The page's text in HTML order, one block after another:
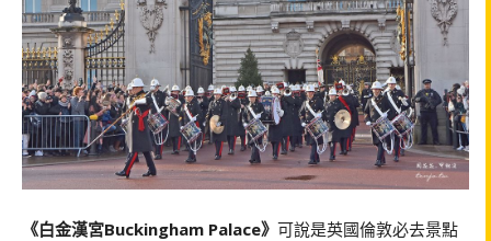
《白金漢宮Buckingham Palace》 可說是英國倫敦必去景點